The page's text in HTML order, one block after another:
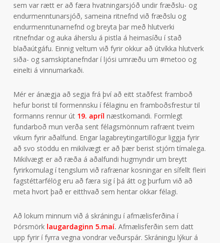
sem var rætt er að færa hvatningarsjóð undir fræðslu- og
endurmenntunarsjóð, sameina ritnefnd við fræðslu og
endurmenntunarnefnd og breyta þar með hlutverki
ritnefndar og auka áherslu á pistla á heimasíðu í stað
blaðaútgáfu. Einnig veltum við fyrir okkur að útvíkka hlutverk
siða- og samskiptanefndar í ljósi umræðu um #metoo og
einelti á vinnumarkaði.
Mér er ánægja að segja frá því að eitt staðfest framboð
hefur borist til formennsku í félaginu en framboðsfrestur til
formanns rennur út 19. apríl næstkomandi. Formlegt
fundarboð mun verða sent félagsmönnum rafrænt tveim
vikum fyrir aðalfund. Engar lagabreytingartillögur liggja fyrir
að svo stöddu en mikilvægt er að þær berist stjórn tímalega.
Mikilvægt er að ræða á aðalfundi hugmyndir um breytt
fyrirkomulag í tengslum við rafrænar kosningar en sífellt fleiri
fagstéttarfélög eru að færa sig í þá átt og þurfum við að
meta hvort það er eitthvað sem hentar okkar félagi.
Að lokum minnum við á skráningu í afmælisferðina í
Þórsmörk laugardaginn 5.maí. Afmælisferðin sem datt
upp fyrir í fyrra vegna vondrar veðurspár. Skráningu lýkur á